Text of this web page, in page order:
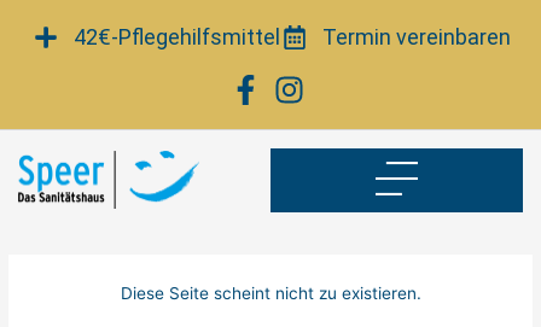
Inhalt
42€-Pflegehilfsmittel Termin vereinbaren
Diese Seite scheint nicht zu existieren.